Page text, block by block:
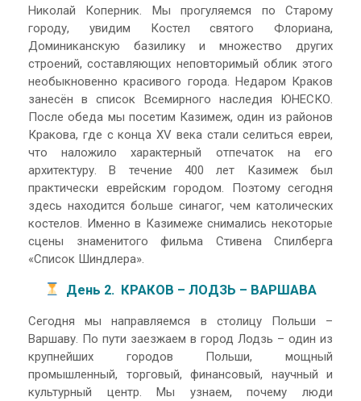
Николай Коперник. Мы прогуляемся по Старому
городу, увидим Костел святого Флориана,
Доминиканскую базилику и множество других
строений, составляющих неповторимый облик этого
необыкновенно красивого города. Недаром Краков
занесён в список Всемирного наследия ЮНЕСКО.
После обеда мы посетим Казимеж, один из районов
Кракова, где с конца XV века стали селиться евреи,
что наложило характерный отпечаток на его
архитектуру. В течение 400 лет Казимеж был
практически еврейским городом. Поэтому сегодня
здесь находится больше синагог, чем католических
костелов. Именно в Казимеже снимались некоторые
сцены знаменитого фильма Стивена Спилберга
«Список Шиндлера».
День 2. КРАКОВ – ЛОДЗЬ – ВАРШАВА
Сегодня мы направляемся в столицу Польши –
Варшаву. По пути заезжаем в город Лодзь – один из
крупнейших городов Польши, мощный
промышленный, торговый, финансовый, научный и
культурный центр. Мы узнаем, почему люди